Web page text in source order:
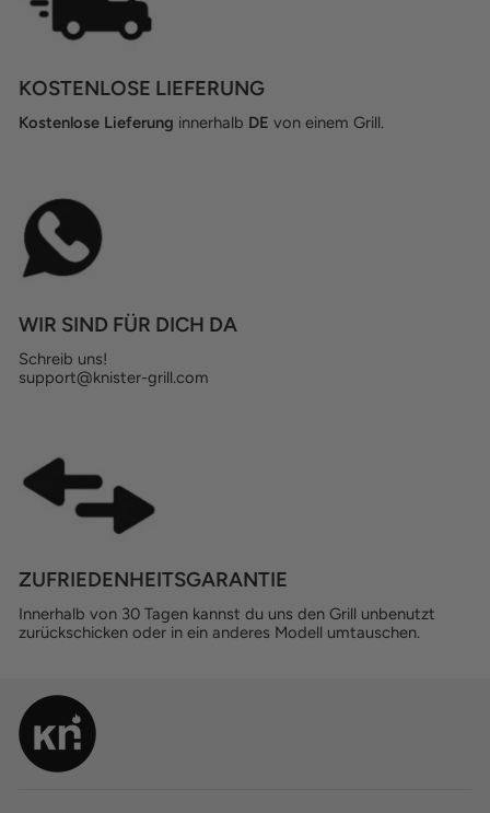
KOSTENLOSE LIEFERUNG
Kostenlose Lieferung innerhalb DE von einem Grill.
WIR SIND FÜR DICH DA
Schreib uns!
support@knister-grill.com
ZUFRIEDENHEITSGARANTIE
Innerhalb von 30 Tagen kannst du uns den Grill unbenutzt
zurückschicken oder in ein anderes Modell umtauschen.